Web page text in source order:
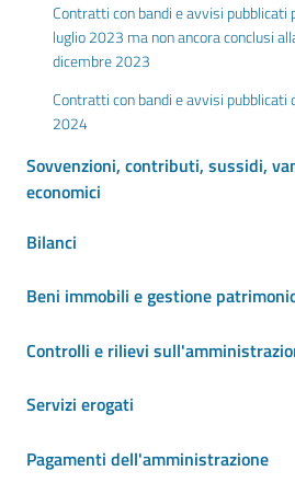
Contratti con bandi e avvisi pubblicati
luglio 2023 ma non ancora conclusi
dicembre 2023
Contratti con bandi e avvisi pubblicati
2024
Sovvenzioni, contributi, sussidi,
economici
Bilanci
Beni immobili e gestione
Controlli e rilievi
Servizi erogati
Pagamenti dell'amministrazione